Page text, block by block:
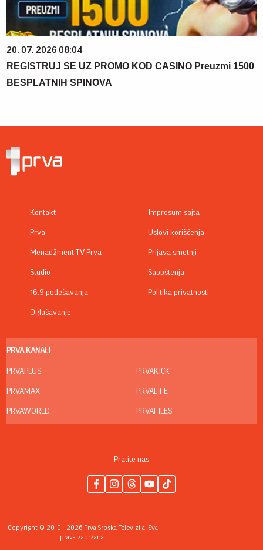
20. 07. 2026 08:04
REGISTRUJ SE UZ PROMO KOD CASINO Preuzmi 1500
BESPLATNIH SPINOVA
Kontakt
Prva
Menadžment TV Prva
Studio
16:9 podešavanja
Oglašavanje
Impresum sajta
Uslovi korišćenja
Prijava smetnji
Saopštenja
Politika privatnosti
PRVA KANALI
PRVAPLUS
PRVAMAX
PRVAWORLD
PRVAKICK
PRVALIFE
PRVAFILES
Pratite nas
Copyright © 2010 - 2026 Prva Srpska Televizija. Sva
prava zadržana.